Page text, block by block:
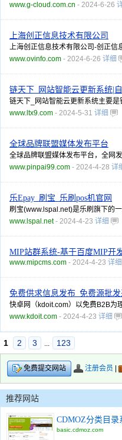
www.g-cloud.com.cn - 2024-6-26
上海创正信息技术有限公司
上海创正信息技术有限公司-创正信
www.ovinfo.com - 2024-6-26 详细
链天下_网站智能云更新系统|
链天下_网站智能云更新系统主要
www.ltx9.com - 2024-5-31 详细
全球品牌联盟媒体发布平台
全球品牌联盟媒体发布平台，全网
www.pinpai99.com - 2024-4-28 详
乐Epay_刷宝_乐刷pos机官网
刷宝(www.lspal.net)是乐刷旗下的
www.lspal.net- 2024-4-23 详细
MIP站群系统-基于百度MIP开
www.mipcms.com - 2024-4-23 详细
免费供求信息发布_免费源批发
快卓网（kdoit.com）以免费B2B为
www.kdoit.com - 2024-4-23 详细
1 2 3 ... 123
免费提交网站 注册会员
推荐网站
CDMOZ分类目录
basic.cdmoz.com